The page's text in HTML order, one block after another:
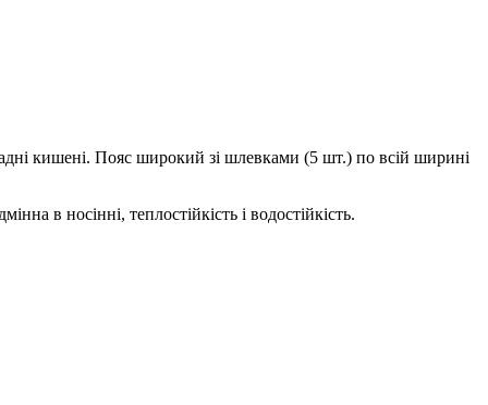
кишені. Пояс широкий зі шлевками (5 шт.) по всій ширині
в носінні, теплостійкість і водостійкість.